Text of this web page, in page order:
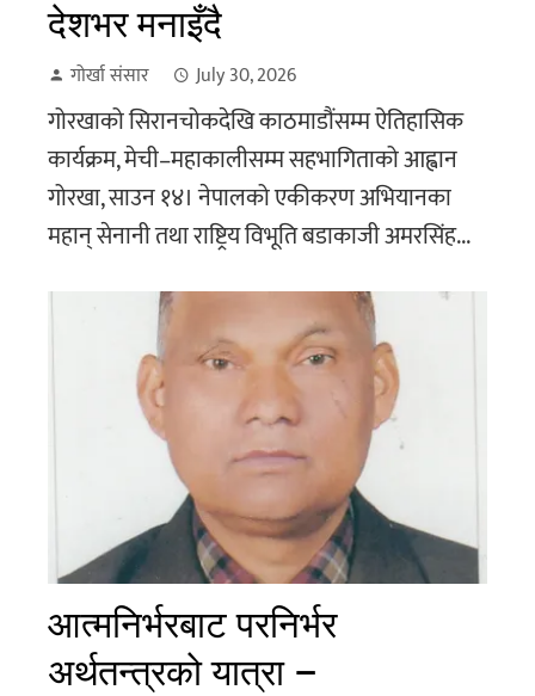
देशभर मनाइँदै
गोर्खा संसार July 30, 2026
गोरखाको सिरानचोकदेखि काठमाडौंसम्म ऐतिहासिक
कार्यक्रम, मेची–महाकालीसम्म सहभागिताको आह्वान
गोरखा, साउन १४। नेपालको एकीकरण अभियानका
महान् सेनानी तथा राष्ट्रिय विभूति बडाकाजी अमरसिंह...
आत्मनिर्भरबाट परनिर्भर
अर्थतन्त्रको यात्रा –